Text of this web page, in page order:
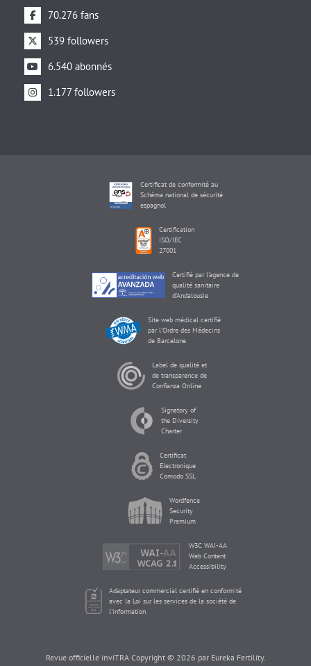
70.276 fans
539 followers
6.540 abonnés
1.177 followers
Certificat de conformité au
Schéma national de sécurité
espagnol
Certification
ISO/IEC
27001
Certifié par l'agence de
qualité sanitaire
d'Andalousie
Site web médical certifié
par l'Ordre des Médecins
de Barcelone
Label de qualité et
de transparence de
Confianza Online
Signatory of
the Diversity
Charter
Certificat
Electronique
Comodo SSL
Wordfence
Security
Premium
W3C WAI-AA
Web Content
Accessibility
Adaptateur commercial certifié en conformité
avec la Loi sur les services de la société de
l'information
Revue officielle inviTRA Copyright © 2026 par Eureka Fertility.